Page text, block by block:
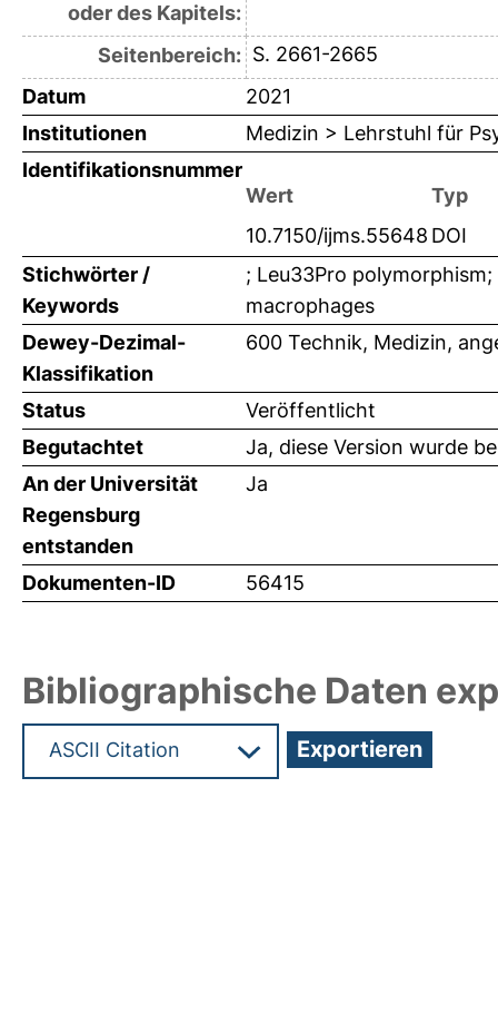
oder des Kapitels:
Seitenbereich: S. 2661-2665
Datum
2021
Institutionen
Medizin > Lehrstuhl für
Identifikationsnummer
Wert
Typ
10.7150/ijms.55648 DOI
Stichwörter /
Keywords
; Leu33Pro
macrophages
Dewey-Dezimal-
Klassifikation
600 Technik, Medizin,
Status
Veröffentlicht
Begutachtet
Ja, diese Version wurde
An der Universität
Regensburg
entstanden
Ja
Dokumenten-ID 56415
Bibliographische Daten